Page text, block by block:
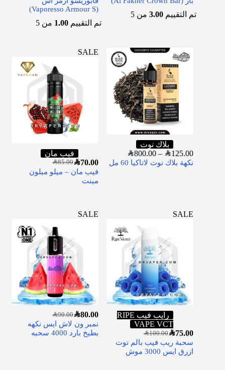
تم التقييم3.00 من 5
(Vaporesso Armour S)
تم التقييم 1.00 من 5
بلاك نوت
SAR125.00
–
SAR800.00
نكهة بلاك نوت لاتاكيا 60 مل
SALE
فيب مان
SAR85.00SAR70.00
فيب مان – ميلو ميلون
مينت
SALE
رايب فيب RIPE
VAPE VCT
SAR100.00SAR75.00
سحبة ريب فيب بالم توت
ازرق ايس 3000 موش
SALE
SAR90.00SAR80.00
نمبر ون لاش ايس نكهه
بطيخ بارد 4000 سحبه